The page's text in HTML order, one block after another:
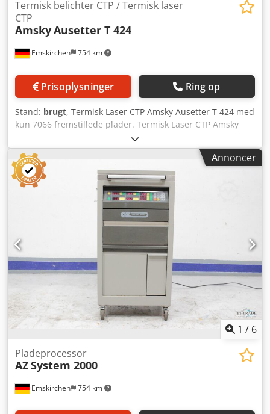
Emskirchen 754 km
Termisk belichter CTP / Termisk laser
CTP
AmskyAusetter T 424
Prisoplysninger Ring op
Stand: brugt, Termisk Laser CTP Amsky Ausetter T 424 med
kun 7066 fremstillede plader. Termisk Laser CTP Amsky
Ausetter T 424 Termisk belichter / Termisk laser
Pladestørrelse min. 300 x 400 mm – maks. 660 x 800 mm
2400 DPI 24-kanals laser Pladetykkelse 0,15 – 0,30 mm
Manuel ilægning af plader Codpfoyllbpex Ac Aeha
Inkluderer RIP og kompressor Hastighed maks. 15
plader/time Kun 7066 plader eksponeret Online
videoinspektion via WhatsApp – MS Zoom – Telegram Lager
i Emskirchen/Nürnberg – Straks tilgængelig – Kan afprøves
Annoncer
1 / 6
Emskirchen 754 km
Pladeprocessor
AZSystem 2000